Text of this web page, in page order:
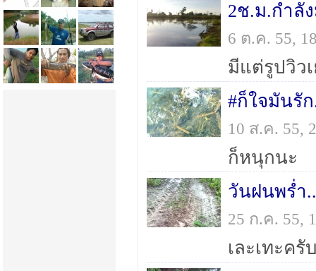
2ช.ม.กำลั
6 ต.ค. 55,
มีแต่รูปวิว
#ก็ใจมันรั
10 ส.ค. 55,
ก็หนุกนะ
วันฝนพรํ่า
25 ก.ค. 55,
เละเทะครั